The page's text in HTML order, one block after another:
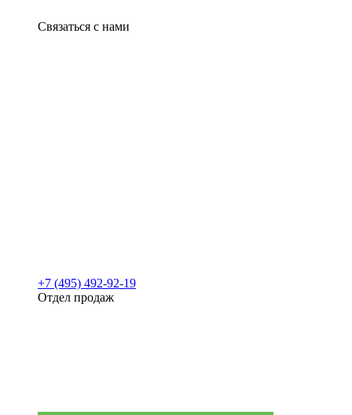
Связаться с нами
+7 (495) 492-92-19
Отдел продаж